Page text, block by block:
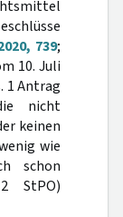
739;
10. Juli
1 Antrag
nicht
keinen
wie
schon
StPO)